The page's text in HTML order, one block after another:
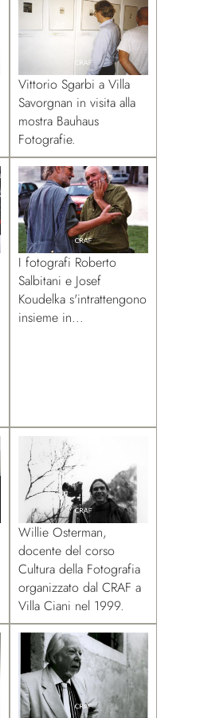
Vittorio Sgarbi a Villa
Savorgnan in visita alla
mostra Bauhaus
Fotografie.
I fotografi Roberto
Salbitani e Josef
Koudelka s'intrattengono
insieme in...
Willie Osterman,
docente del corso
Cultura della Fotografia
organizzato dal CRAF a
Villa Ciani nel 1999.